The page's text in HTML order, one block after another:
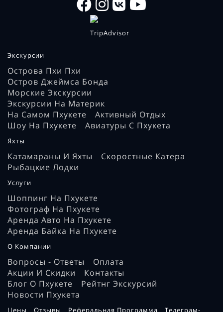
Экскурсии
Острова Пхи Пхи
Остров Джеймса Бонда
Морские Экскурсии
Экскурсии На Материк
На Самом Пхукете
Активный Отдых
Шоу На Пхукете
Авиатуры С Пхукета
Яхты
Катамараны И Яхты
Скоростные Катера
Рыбацкие Лодки
Услуги
Шоппинг На Пхукете
Фотограф На Пхукете
Аренда Авто На Пхукете
Аренда Байка На Пхукете
О Компании
Вопросы - Ответы
Оплата
Акции И Скидки
Контакты
Блог О Пхукете
Рейтнг Экскурсий
Новости Пхукета
Цены Отзывы Реферальная Программа Телеграм-